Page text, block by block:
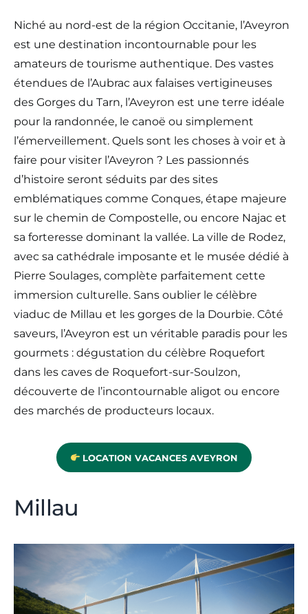
Niché au nord-est de la région Occitanie, l’Aveyron
est une destination incontournable pour les
amateurs de tourisme authentique. Des vastes
étendues de l’Aubrac aux falaises vertigineuses
des Gorges du Tarn, l’Aveyron est une terre idéale
pour la randonnée, le canoë ou simplement
l’émerveillement. Quels sont les choses à voir et à
faire pour visiter l’Aveyron ? Les passionnés
d’histoire seront séduits par des sites
emblématiques comme Conques, étape majeure
sur le chemin de Compostelle, ou encore Najac et
sa forteresse dominant la vallée. La ville de Rodez,
avec sa cathédrale imposante et le musée dédié à
Pierre Soulages, complète parfaitement cette
immersion culturelle. Sans oublier le célèbre
viaduc de Millau et les gorges de la Dourbie. Côté
saveurs, l’Aveyron est un véritable paradis pour les
gourmets : dégustation du célèbre Roquefort
dans les caves de Roquefort-sur-Soulzon,
découverte de l’incontournable aligot ou encore
des marchés de producteurs locaux.
LOCATION VACANCES AVEYRON
Millau